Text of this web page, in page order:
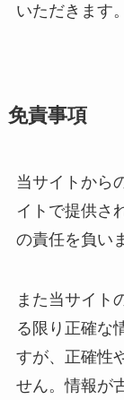
いただきます。
免責事項
当サイトから
イトで提供さ
の責任を負い
また当サイト
る限り正確な
すが、正確性
せん。情報が